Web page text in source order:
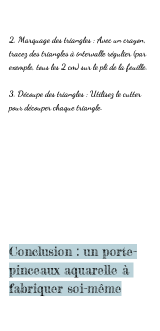
2. Marquage des triangles : Avec un crayon,
tracez des triangles à intervalle régulier (par
exemple, tous les 2 cm) sur le pli de la feuille.
3. Découpe des triangles : Utilisez le cutter
pour découper chaque triangle.
Conclusion : un porte-
pinceaux aquarelle à
fabriquer soi-même